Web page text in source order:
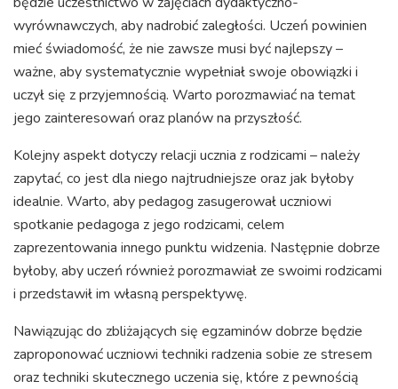
wyrównawczych, aby nadrobić zaległości. Uczeń powinien
mieć świadomość, że nie zawsze musi być najlepszy –
ważne, aby systematycznie wypełniał swoje obowiązki i
uczył się z przyjemnością. Warto porozmawiać na temat
jego zainteresowań oraz planów na przyszłość.
Kolejny aspekt dotyczy relacji ucznia z rodzicami – należy
zapytać, co jest dla niego najtrudniejsze oraz jak byłoby
idealnie. Warto, aby pedagog zasugerował uczniowi
spotkanie pedagoga z jego rodzicami, celem
zaprezentowania innego punktu widzenia. Następnie dobrze
byłoby, aby uczeń również porozmawiał ze swoimi rodzicami
i przedstawił im własną perspektywę.
Nawiązując do zbliżających się egzaminów dobrze będzie
zaproponować uczniowi techniki radzenia sobie ze stresem
oraz techniki skutecznego uczenia się, które z pewnością